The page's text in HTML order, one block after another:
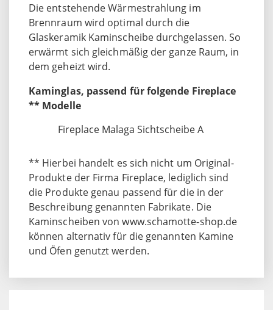
Die entstehende Wärmestrahlung im
Brennraum wird optimal durch die
Glaskeramik Kaminscheibe durchgelassen. So
erwärmt sich gleichmäßig der ganze Raum, in
dem geheizt wird.
Kaminglas, passend für folgende Fireplace
** Modelle
Fireplace Malaga Sichtscheibe A
** Hierbei handelt es sich nicht um Original-
Produkte der Firma Fireplace, lediglich sind
die Produkte genau passend für die in der
Beschreibung genannten Fabrikate. Die
Kaminscheiben von www.schamotte-shop.de
können alternativ für die genannten Kamine
und Öfen genutzt werden.